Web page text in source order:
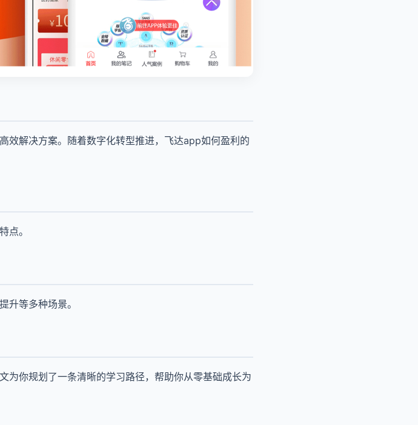
效解决方案。随着数字化转型推进，飞达app如何盈利的
点。
升等多种场景。
为你规划了一条清晰的学习路径，帮助你从零基础成长为